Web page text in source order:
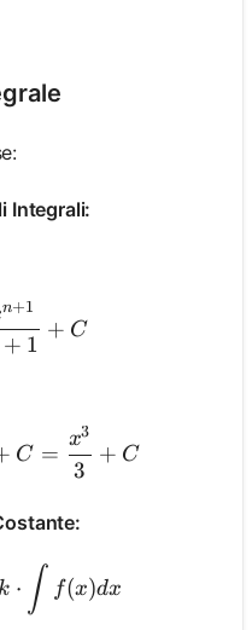
Integrali:
x^n d
+ 1
n+1
+ C
x^2 d
C =
3
x3
+ C
k \cdot f(x) d x=k
k ⋅ ∫ f(x)dx